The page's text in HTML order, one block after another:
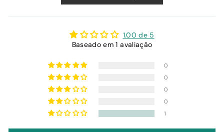
1.00 de 5
Baseado em 1 avaliação
0
0
0
0
1